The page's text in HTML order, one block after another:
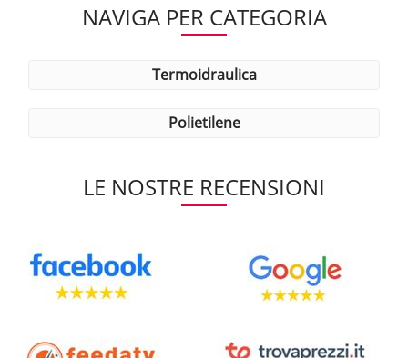
NAVIGA PER CATEGORIA
termoidraulica
polietilene
LE NOSTRE RECENSIONI